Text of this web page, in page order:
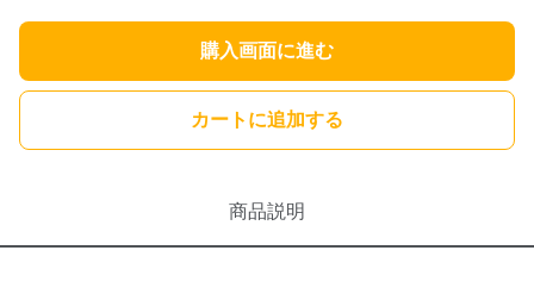
購入画面に進む
カートに追加する
商品説明